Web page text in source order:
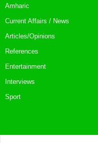
Amharic
Current Affairs / News
Articles/Opinions
References
Entertainment
Interviews
Sport